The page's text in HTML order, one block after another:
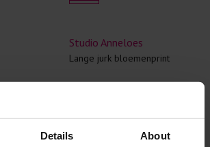
Details About
Studio Anneloes
Lange jurk bloemenprint